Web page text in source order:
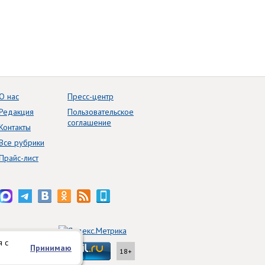
с
Принимаю
нас
рубрики
лист
Пресс-центр
Пользовательское
соглашение
18+